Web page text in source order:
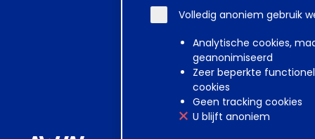
Volledig anoniem gebruik
Analytische cookies,
geanonimiseerd
Zeer beperkte
cookies
Geen tracking cookies
U blijft anoniem